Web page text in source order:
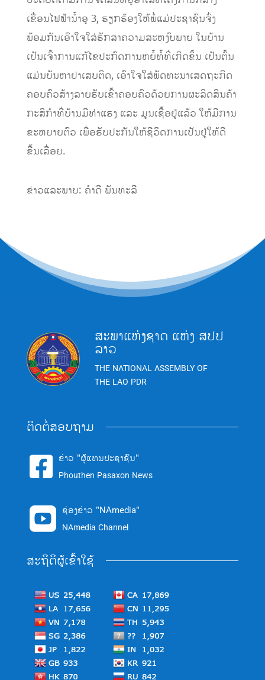
ເຂື່ອນໄຟຟ້ານໍ້າອູ 3, ຮຽກຮ້ອງໃຫ້ພໍ່ແມ່ປະຊາຊົນຈົ່ງ
ພ້ອມກັນເອົາໃຈໃສ່ຮັກສາຄວາມສະຫງົບພາຍ ໃນບ້ານ
ເປັນເຈົ້າການແກ້ໄຂປະກົດການຫຍໍ້ທໍ້ທີ່ເກີດຂຶ້ນ ເປັນຕົ້ນ
ແມ່ນບັນຫາຢາເສບຕິດ, ເອົາໃຈໃສ່ພັດທະນາເສດຖະກິດ
ຄອບຄົວສ້າງລາຍຮັບເຂົ້າຄອບຄົວດ້ວຍການຜະລິດສິນຄ້າ
ກະສິກໍາທີ່ບ້ານມີທ່າແຮງ ແລະ ມູນເຊື້ອຢູ່ແລ້ວ ໃຫ້ມີການ
ຂະຫຍາຍຕົວ ເພື່ອຮັບປະກັນໃຫ້ຊີວິດການເປັນຢູ່ໃຫ້ດີ
ຂື້ນເລື່ອຍ.
ຂ່າວແລະພາບ: ຄໍາດີ ພັນທະລີ
ສະພາແຫ່ງຊາດ ແຫ່ງ ສປປ
ລາວ
THE NATIONAL ASSEMBLY OF
THE LAO PDR
ຕິດຕໍ່ສອບຖາມ
 ຂ່າວ "ຜູ້ແທນປະຊາຊົນ"
Phouthen Pasaxon News
 ຊ່ອງຂ່າວ "NAmedia"
NAmedia Channel
ສະຖິຕິຜູ້ເຂົ້າໃຊ້